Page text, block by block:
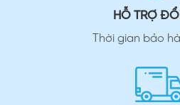
HỖ TRỢ
Thời gian bảo